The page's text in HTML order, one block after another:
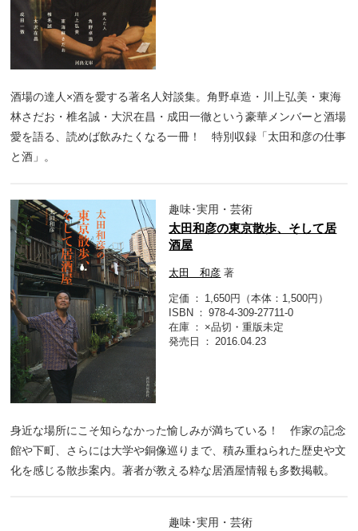
酒場の達人×酒を愛する著名人対談集。角野卓造・川上弘美・東海
林さだお・椎名誠・大沢在昌・成田一徹という豪華メンバーと酒場
愛を語る、読めば飲みたくなる一冊！ 特別収録「太田和彦の仕事
と酒」。
趣味･実用・芸術
太田和彦の東京散歩、そして居
酒屋
太田 和彦 著
定価
1,650円（本体：1,500円）
ISBN
978-4-309-27711-0
在庫
×品切・重版未定
発売日
2016.04.23
身近な場所にこそ知らなかった愉しみが満ちている！ 作家の記念
館や下町、さらには大学や銅像巡りまで、積み重ねられた歴史や文
化を感じる散歩案内。著者が教える粋な居酒屋情報も多数掲載。
趣味･実用・芸術